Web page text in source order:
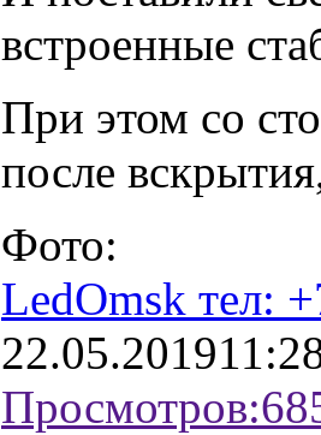
встроенные
При этом со
после
Фото:
LedOmsk тел:
22.05.2019
Просмотров: